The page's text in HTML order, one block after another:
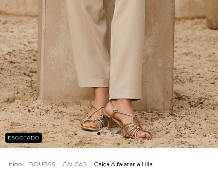
ESGOTADO
Início . ROUPAS . CALÇAS . Calça Alfaiataria Lilla